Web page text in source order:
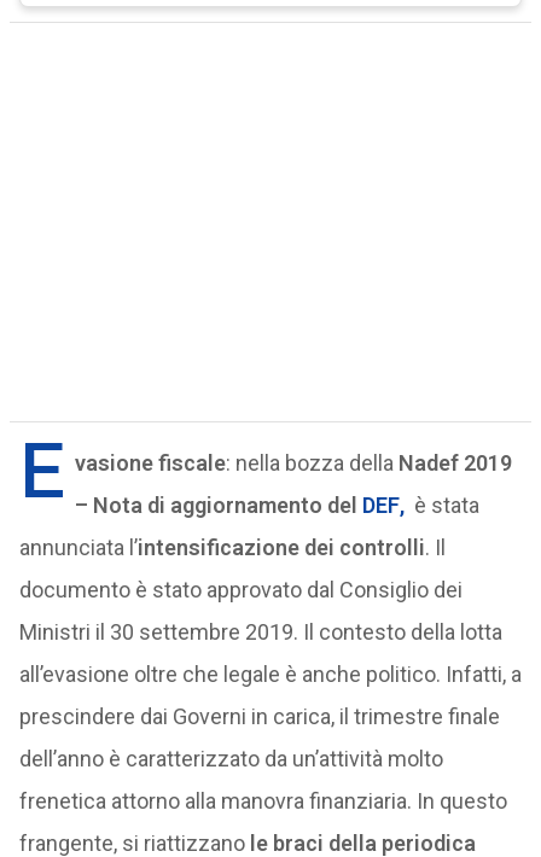
E vasione fiscale: nella bozza della Nadef 2019
– Nota di aggiornamento del DEF, è stata
annunciata l’intensificazione dei controlli. Il
documento è stato approvato dal Consiglio dei
Ministri il 30 settembre 2019. Il contesto della lotta
all’evasione oltre che legale è anche politico. Infatti, a
prescindere dai Governi in carica, il trimestre finale
dell’anno è caratterizzato da un’attività molto
frenetica attorno alla manovra finanziaria. In questo
frangente, si riattizzano le braci della periodica